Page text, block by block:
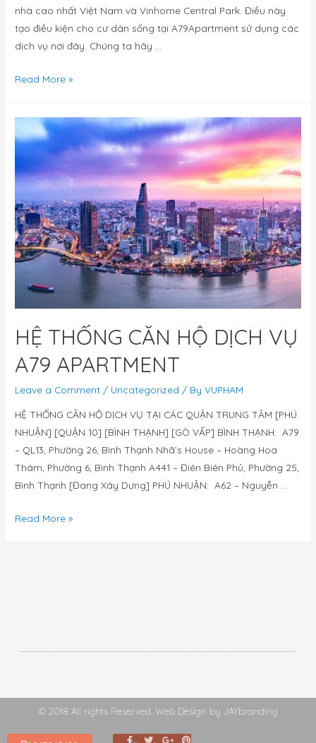
nhà cao nhất Việt Nam và Vinhome Central Park. Điều này
tạo điều kiện cho cư dân sống tại A79Apartment sử dụng các
dịch vụ nơi đây. Chúng ta hãy …
Read More »
HỆ THỐNG CĂN HỘ DỊCH VỤ
A79 APARTMENT
Leave a Comment / Uncategorized / ByVUPHAM
HỆ THỐNG CĂN HỘ DỊCH VỤ TẠI CÁC QUẬN TRUNG TÂM [PHÚ
NHUẬN] [QUẬN 10] [BÌNH THẠNH] [GÒ VẤP] BÌNH THẠNH: A79
– QL13, Phường 26, Bình Thạnh Nhã’s House – Hoàng Hoa
Thám, Phường 6, Bình Thạnh A441 – Điên Biên Phủ, Phường 25,
Bình Thạnh [Đang Xây Dựng] PHÚ NHUẬN: A62 – Nguyễn …
Read More »
© 2018 All rights Reserved. Web Design by JAYbranding